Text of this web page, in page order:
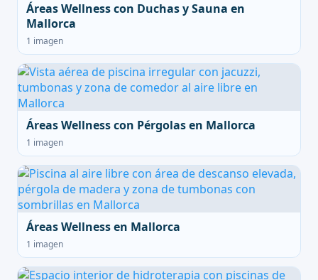
Áreas Wellness con Duchas y Sauna en
Mallorca
1 imagen
Áreas Wellness con Pérgolas en Mallorca
1 imagen
Áreas Wellness en Mallorca
1 imagen